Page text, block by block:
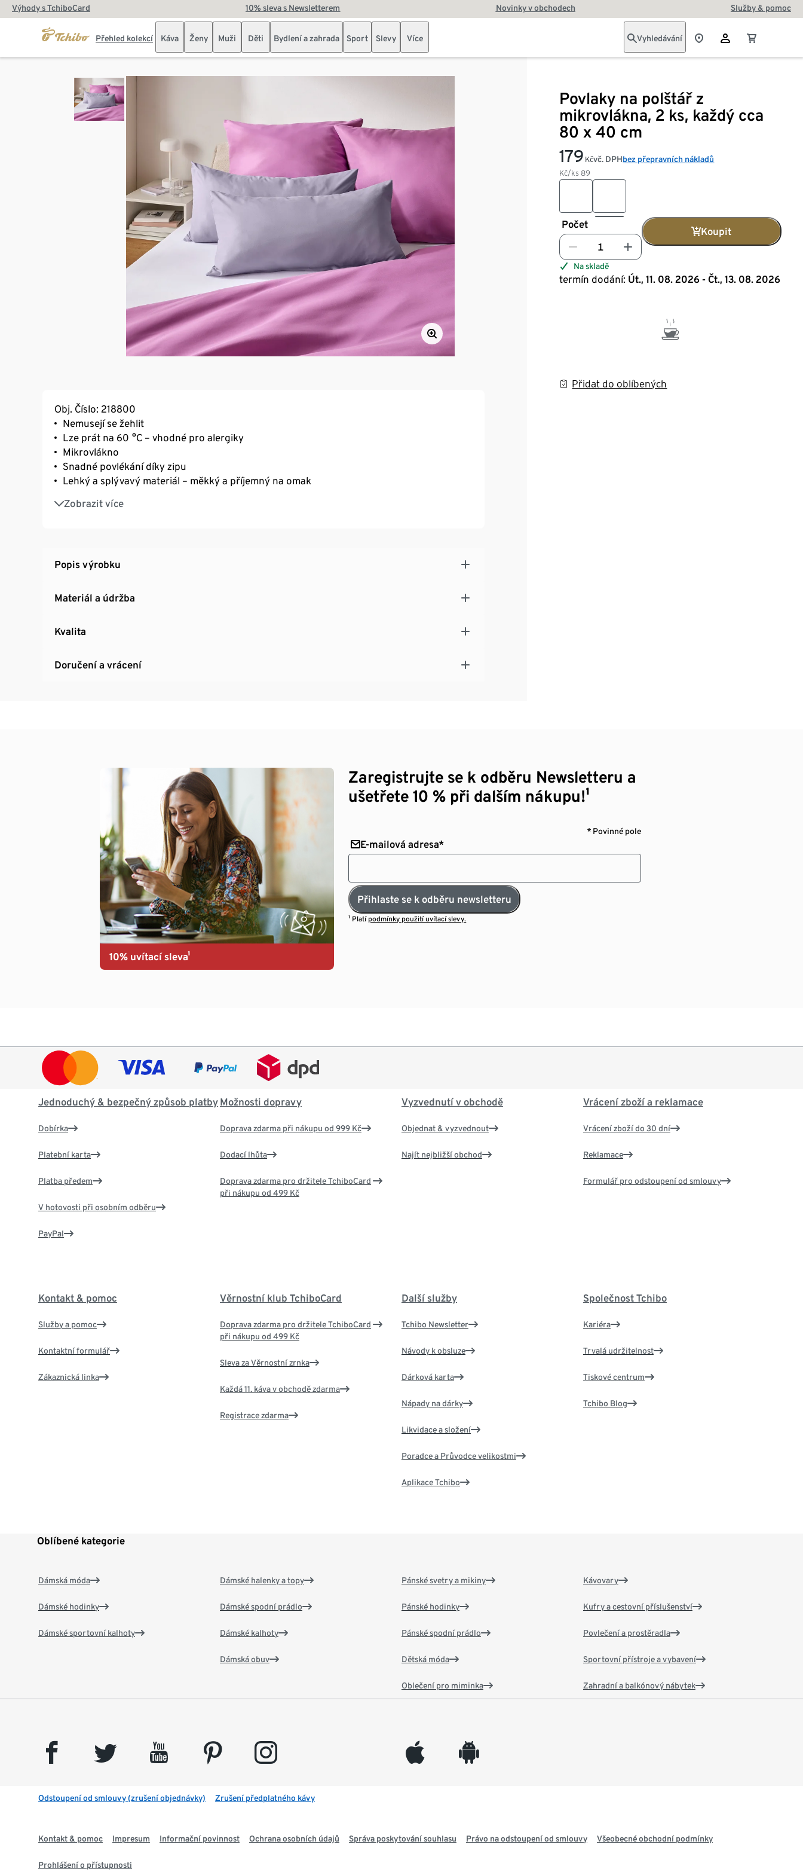
Výhody s TchiboCard 10% sleva s Newsletterem Novinky v obchodech Služby & pomoc
Přehled kolekcí Káva Ženy Muži Děti Bydlení a zahrada Sport Slevy Více Vyhledávání
Povlaky na polštář z
mikrovlákna, 2 ks, každý cca
80 x 40 cm
179 Kč
Kč/ks89
vč. DPHbez přepravních nákladů
Počet
Koupit
Na skladě
termín dodání: Út., 11. 08. 2026 - Čt., 13. 08. 2026
Přidat do oblíbených
Obj. Číslo: 218800
Nemusejí se žehlit
Lze prát na 60 °C – vhodné pro alergiky
Mikrovlákno
Snadné povlékání díky zipu
Lehký a splývavý materiál – měkký a příjemný na omak
Zobrazit více
Rychleschnoucí
Popis výrobku
Materiál a údržba
Kvalita
Doručení a vrácení
10% uvítací sleva¹
Zaregistrujte se k odběru Newsletteru a
ušetřete 10 % při dalším nákupu!¹
* Povinné pole
E-mailová adresa*
Přihlaste se k odběru newsletteru
¹ Platí podmínky použití uvítací slevy.
Jednoduchý & bezpečný způsob platby
Dobírka
Platební karta
Platba předem
V hotovosti při osobním odběru
PayPal
Možnosti dopravy
Doprava zdarma při nákupu od 999 Kč
Dodací lhůta
Doprava zdarma pro držitele TchiboCard
při nákupu od 499 Kč
Vyzvednutí v obchodě
Objednat & vyzvednout
Najít nejbližší obchod
Vrácení zboží a reklamace
Vrácení zboží do 30 dní
Reklamace
Formulář pro odstoupení od smlouvy
Kontakt & pomoc
Služby a pomoc
Kontaktní formulář
Zákaznická linka
Věrnostní klub TchiboCard
Doprava zdarma pro držitele TchiboCard
při nákupu od 499 Kč
Sleva za Věrnostní zrnka
Každá 11. káva v obchodě zdarma
Registrace zdarma
Další služby
Tchibo Newsletter
Návody k obsluze
Dárková karta
Nápady na dárky
Likvidace a složení
Poradce a Průvodce velikostmi
Aplikace Tchibo
Společnost Tchibo
Kariéra
Trvalá udržitelnost
Tiskové centrum
Tchibo Blog
Oblíbené kategorie
Dámská móda
Dámské hodinky
Dámské sportovní kalhoty
Dámské halenky a topy
Dámské spodní prádlo
Dámské kalhoty
Dámská obuv
Pánské svetry a mikiny
Pánské hodinky
Pánské spodní prádlo
Dětská móda
Oblečení pro miminka
Kávovary
Kufry a cestovní příslušenství
Povlečení a prostěradla
Sportovní přístroje a vybavení
Zahradní a balkónový nábytek
facebook twitter youtube pinterest instagram appleinc android
Odstoupení od smlouvy (zrušení objednávky) Zrušení předplatného kávy
Kontakt & pomoc Impresum Informační povinnost Ochrana osobních údajů Správa poskytování souhlasu Právo na odstoupení od smlouvy Všeobecné obchodní podmínky
Prohlášení o přístupnosti